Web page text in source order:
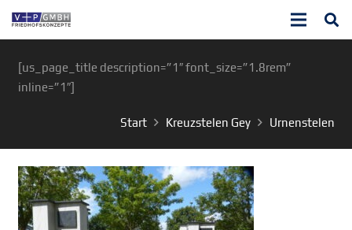
[us_page_title description=”1″ font_size=”1.8rem”
inline=”1″]
Start Kreuzstelen Gey Urnenstelen